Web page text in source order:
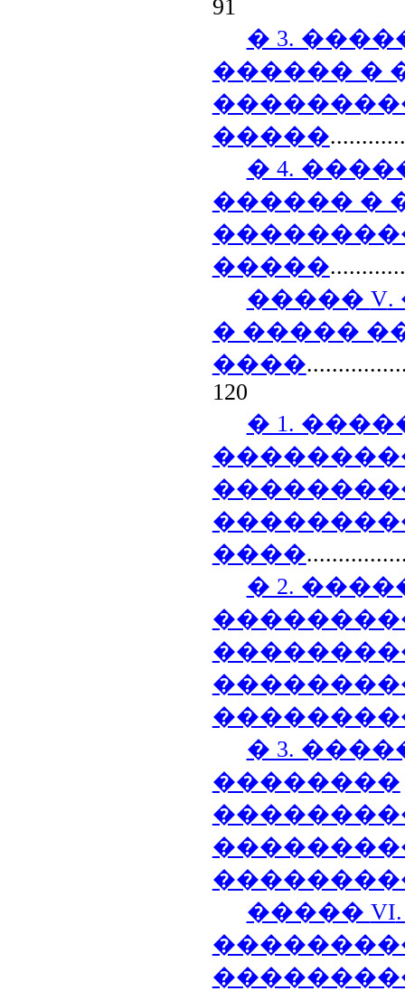
91
� 3.
������ �
�����
� 4.
������ �
�����
����� V.
� �����
����
120
� 1.
����
� 2.
� 3.
��������
����� VI